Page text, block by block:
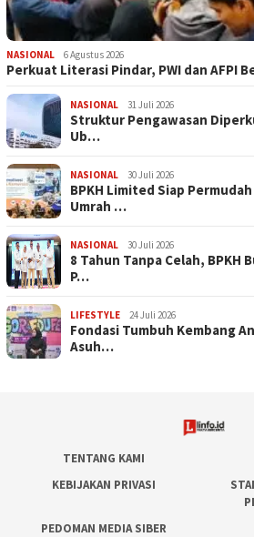
NASIONAL 6 Agustus 2026
Perkuat Literasi Pindar, PWI dan AFPI
NASIONAL 31 Juli 2026
​Struktur Pengawasan
Ub…
NASIONAL 30 Juli 2026
BPKH Limited Siap
Umrah …
NASIONAL 30 Juli 2026
​8 Tahun Tanpa Celah, BPKH
P…
LIFESTYLE 24 Juli 2026
Fondasi Tumbuh Kembang
Asuh…
TENTANG KAMI
KEBIJAKAN PRIVASI
PEDOMAN MEDIA SIBER